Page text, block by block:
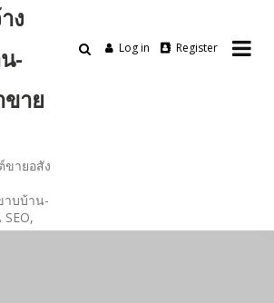
ง
-
าย
ายอสัง
าบบ้าน-
Log in Register